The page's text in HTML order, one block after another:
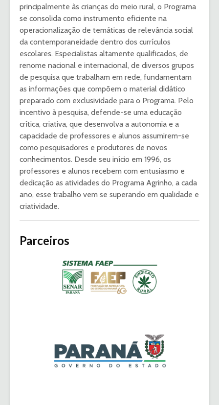
principalmente às crianças do meio rural, o Programa
se consolida como instrumento eficiente na
operacionalização de temáticas de relevância social
da contemporaneidade dentro dos currículos
escolares. Especialistas altamente qualificados, de
renome nacional e internacional, de diversos grupos
de pesquisa que trabalham em rede, fundamentam
as informações que compõem o material didático
preparado com exclusividade para o Programa. Pelo
incentivo à pesquisa, defende-se uma educação
crítica, criativa, que desenvolva a autonomia e a
capacidade de professores e alunos assumirem-se
como pesquisadores e produtores de novos
conhecimentos. Desde seu início em 1996, os
professores e alunos recebem com entusiasmo e
dedicação as atividades do Programa Agrinho, a cada
ano, esse trabalho vem se superando em qualidade e
criatividade.
Parceiros